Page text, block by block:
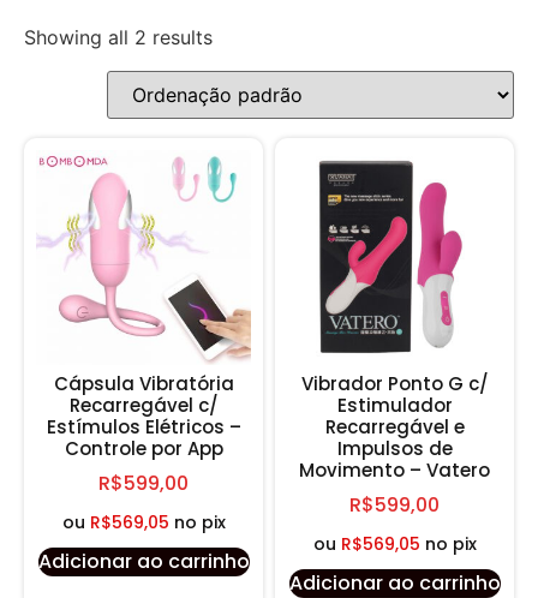
Showing all 2 results
Cápsula Vibratória
Recarregável c/
Estímulos Elétricos –
Controle por App
R$599,00
ou R$569,05 no pix
Adicionar ao carrinho
Vibrador Ponto G c/
Estimulador
Recarregável e
Impulsos de
Movimento – Vatero
R$599,00
ou R$569,05 no pix
Adicionar ao carrinho